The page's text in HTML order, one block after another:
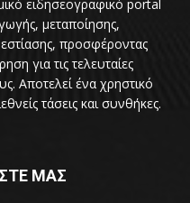
ειδησεογραφικό portal
μεταποίησης,
προσφέροντας
για τις τελευταίες
Αποτελεί ένα χρηστικό
τάσεις και συνθήκες.
ΜΑΣ